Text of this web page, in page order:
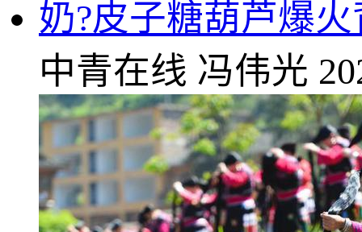
奶?皮子糖葫芦爆
中青在线 冯伟光